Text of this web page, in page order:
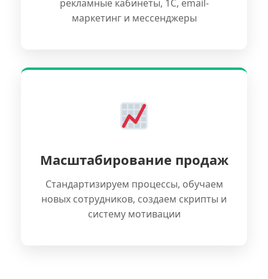
рекламные кабинеты, 1С, email-
маркетинг и мессенджеры
Масштабирование продаж
Стандартизируем процессы, обучаем
новых сотрудников, создаем скрипты и
систему мотивации